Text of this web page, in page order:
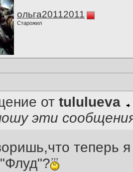
ольга20112011
Старожил
от tululueva
эти
теперь